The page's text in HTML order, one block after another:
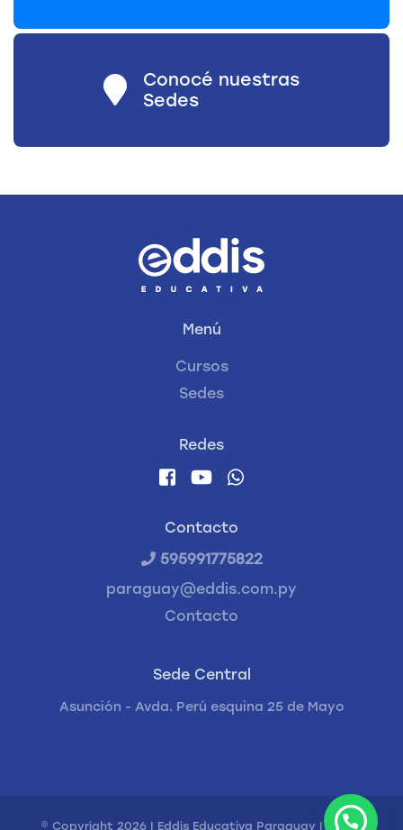
Conocé nuestras
Sedes
Menú
Cursos
Sedes
Redes
Contacto
595991775822
paraguay@eddis.com.py
Contacto
Sede Central
Asunción - Avda. Perú esquina 25 de Mayo
© Copyright 2026 | Eddis Educativa Paraguay | Todos